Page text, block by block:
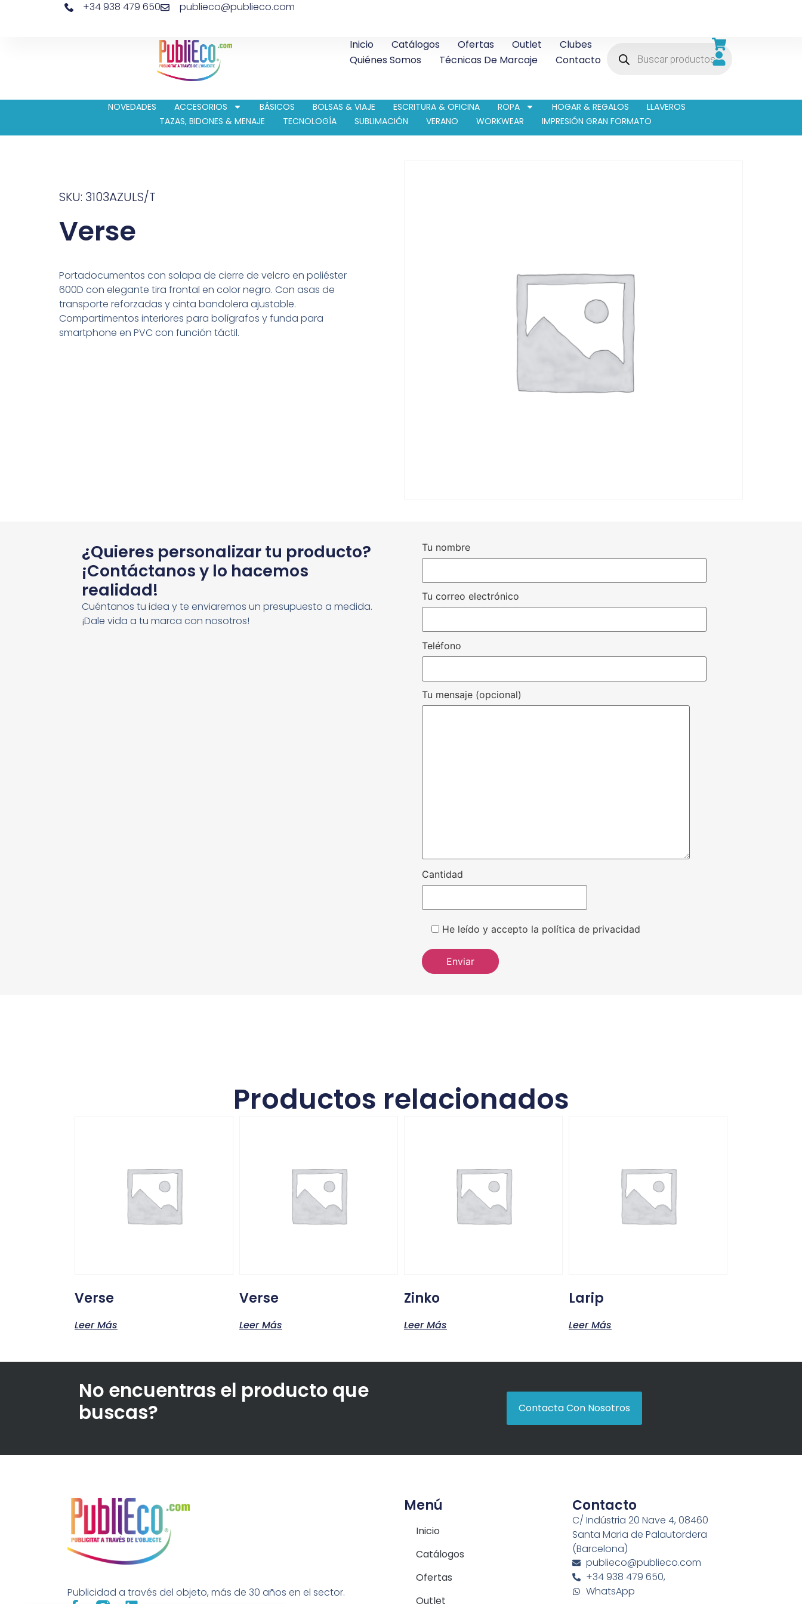
+34 938 479 650 publieco@publieco.com
Inicio Catálogos Ofertas Outlet
Clubes
Quiénes Somos
Técnicas De Marcaje Contacto
NOVEDADES ACCESORIOS BÁSICOS BOLSAS & VIAJE ESCRITURA & OFICINA ROPA HOGAR & REGALOS
LLAVEROS
TAZAS, BIDONES & MENAJE
TECNOLOGÍA SUBLIMACIÓN VERANO WORKWEAR IMPRESIÓN GRAN FORMATO
SKU: 3103AZULS/T
Verse
Portadocumentos con solapa de cierre de velcro en poliéster
600D con elegante tira frontal en color negro. Con asas de
transporte reforzadas y cinta bandolera ajustable.
Compartimentos interiores para bolígrafos y funda para
smartphone en PVC con función táctil.
¿Quieres personalizar tu producto?
¡Contáctanos y lo hacemos
realidad!
Cuéntanos tu idea y te enviaremos un presupuesto a medida.
¡Dale vida a tu marca con nosotros!
Tu nombre
Tu correo electrónico
Teléfono
Tu mensaje (opcional)
Cantidad
He leído y accepto la política de privacidad
Productos relacionados
Verse
Leer Más
Verse
Leer Más
Zinko
Leer Más
Larip
Leer Más
No encuentras el producto que
buscas?
Contacta Con Nosotros
Publicidad a través del objeto, más de 30 años en el sector.
Menú
Inicio
Catálogos
Ofertas
Outlet
Contacto
C/ Indústria 20 Nave 4, 08460
Santa Maria de Palautordera
(Barcelona)
publieco@publieco.com
+34 938 479 650,
WhatsApp